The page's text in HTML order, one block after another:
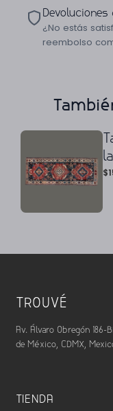
Devoluciones
¿No estás
reembolso
$
TROUVÉ
Av. Álvaro Obregón 186-
de México, CDMX,
TIENDA